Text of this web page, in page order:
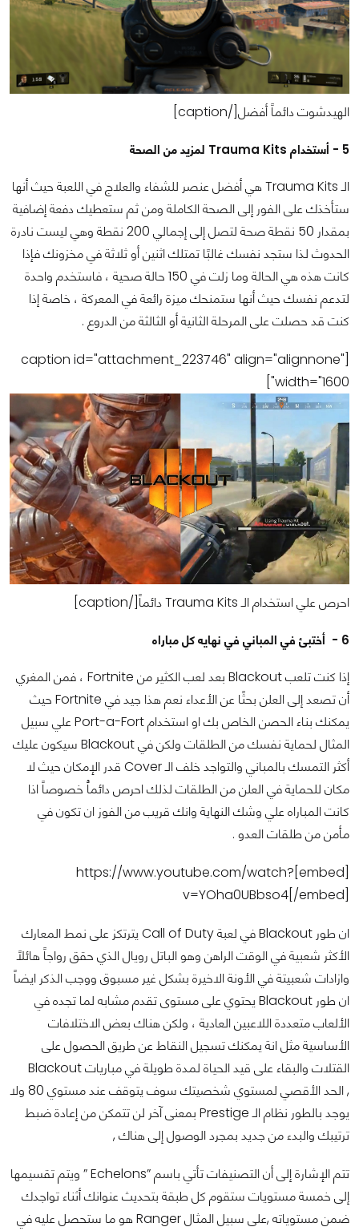
الهيدشوت دائماً أفضل[/caption]
5 - أستخدام Trauma Kits لمزيد من الصحة
الـ Trauma Kits هي أفضل عنصر للشفاء والعلاج في اللعبة حيث أنها
ستأخذك على الفور إلى الصحة الكاملة ومن ثم ستعطيك دفعة إضافية
بمقدار 50 نقطة صحة لتصل إلى إجمالي 200 نقطة وهي ليست نادرة
الحدوث لذا ستجد نفسك غالبًا تمتلك اثنين أو ثلاثة في مخزونك فإذا
كانت هذه هي الحالة وما زلت في 150 حالة صحية ، فاستخدم واحدة
لتدعم نفسك حيث أنها ستمنحك ميزة رائعة في المعركة ، خاصة إذا
كنت قد حصلت على المرحلة الثانية أو الثالثة من الدروع .
[caption id="attachment_223746" align="alignnone"
width="1600"]
احرص علي استخدام الـ Trauma Kits دائماً[/caption]
6 - أختبئ في المباني في نهايه كل مباراه
إذا كنت تلعب Blackout بعد لعب الكثير من Fortnite ، فمن المغري
أن تصعد إلى العلن بحثًا عن الأعداء نعم هذا جيد في Fortnite حيث
يمكنك بناء الحصن الخاص بك او استخدام Port-a-Fort علي سبيل
المثال لحماية نفسك من الطلقات ولكن في Blackout سيكون عليك
أكثر التمسك بالمباني والتواجد خلف الـ Cover قدر الإمكان حيث لا
مكان للحماية في العلن من الطلقات لذلك احرص دائماًُ خصوصاً اذا
كانت المباراه علي وشك النهاية وانك قريب من الفوز ان تكون في
مأمن من طلقات العدو .
[embed]https://www.youtube.com/watch?
v=YOha0UBbso4[/embed]
ان طور Blackout في لعبة Call of Duty يترتكز على نمط المعارك
الأكثر شعبية في الوقت الراهن وهو الباتل رويال الذي حقق رواجاً هائلاً
وازادات شعبيتة في الأونة الاخيرة بشكل غير مسبوق ووجب الذكر ايضاً
ان طور Blackout يحتوي على مستوى تقدم مشابه لما تجده في
الألعاب متعددة اللاعبين العادية ، ولكن هناك بعض الاختلافات
الأساسية مثل انة يمكنك تسجيل النقاط عن طريق الحصول على
القتلات والبقاء على قيد الحياة لمدة طويلة في مباريات Blackout
, الحد الأقصي لمستوي شخصيتك سوف يتوقف عند مستوي 80 ولا
يوجد بالطور نظام الـ Prestige بمعنى آخر لن تتمكن من إعادة ضبط
ترتيبك والبدء من جديد بمجرد الوصول إلى هناك ,
تتم الإشارة إلى أن التصنيفات تأتي باسم ”Echelons ” ويتم تقسيمها
إلى خمسة مستويات ستقوم كل طبقة بتحديث عنوانك أثناء تواجدك
ضمن مستوياته ,على سبيل المثال Ranger هو ما ستحصل عليه في